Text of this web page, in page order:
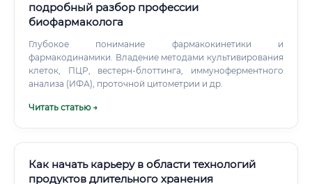
подробный разбор профессии
биофармаколога
Глубокое понимание фармакокинетики и
фармакодинамики. Владение методами культивирования
клеток, ПЦР, вестерн-блоттинга, иммуноферментного
анализа (ИФА), проточной цитометрии и др.
Читать статью →
Как начать карьеру в области технологий
продуктов длительного хранения